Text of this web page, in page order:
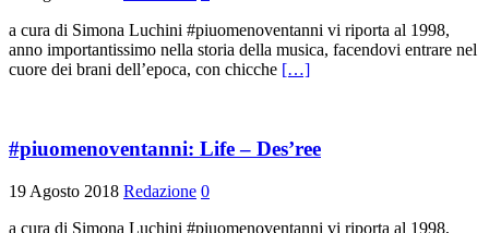
a cura di Simona Luchini #piuomenoventanni vi riporta al 1998,
anno importantissimo nella storia della musica, facendovi entrare nel
cuore dei brani dell’epoca, con chicche […]
#piuomenoventanni: Life – Des’ree
19 Agosto 2018 Redazione 0
a cura di Simona Luchini #piuomenoventanni vi riporta al 1998,